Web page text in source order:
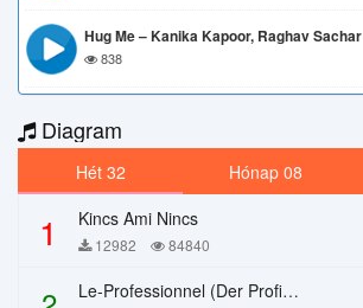
Hug Me – Kanika Kapoor, Raghav Sachar
838
Diagram
Hét 32 Hónap 08
1 Kincs Ami Nincs
12982 84840
Le-Professionnel (Der Profi) – Chi Mai